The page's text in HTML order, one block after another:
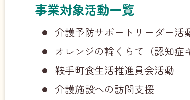
事業対象活動一覧
介護予防サポートリーダー活
オレンジの輪くらて（認知症
鞍手町食生活推進員会活動
介護施設への訪問支援